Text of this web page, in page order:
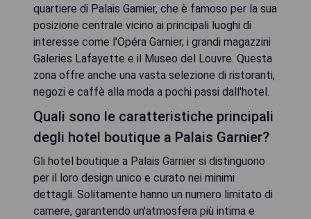
quartiere di Palais Garnier, che è famoso per la sua
posizione centrale vicino ai principali luoghi di
interesse come l'Opéra Garnier, i grandi magazzini
Galeries Lafayette e il Museo del Louvre. Questa
zona offre anche una vasta selezione di ristoranti,
negozi e caffè alla moda a pochi passi dall'hotel.
Quali sono le caratteristiche principali
degli hotel boutique a Palais Garnier?
Gli hotel boutique a Palais Garnier si distinguono
per il loro design unico e curato nei minimi
dettagli. Solitamente hanno un numero limitato di
camere, garantendo un'atmosfera più intima e